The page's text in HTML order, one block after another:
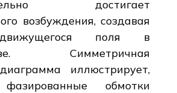
достигает
возбуждения, создавая
поля в
Симметричная
иллюстрирует,
обмотки